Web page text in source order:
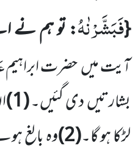
{فَبَشَّرْنٰهُ: تو ہم نے
آیت میںحضرت ابراہیم
بشارتیںدی گئیں۔(
1
)
لڑکا ہو گا۔(
2
)وہ بالغ